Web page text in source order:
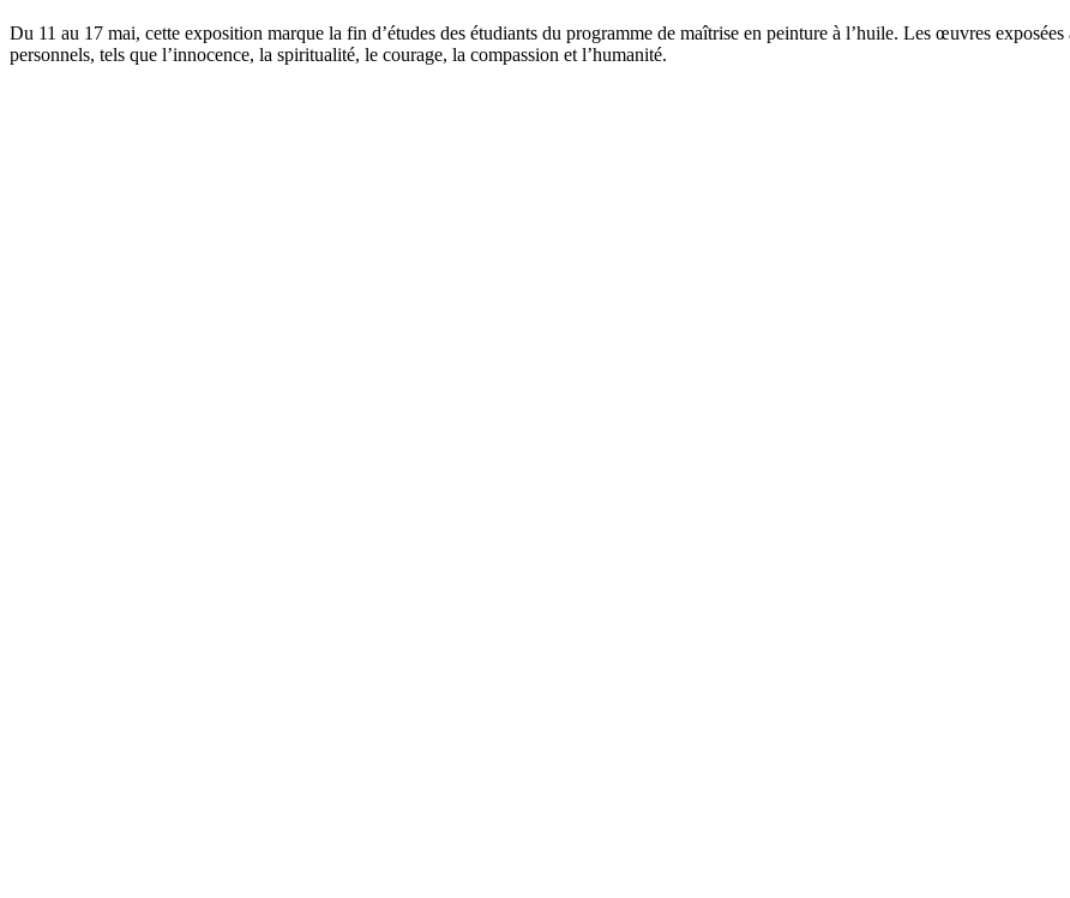
Du 11 au 17 mai, cette exposition marque la fin d’études des étudiants du programme de maîtrise en peinture à l’huile. Les œuvres
personnels, tels que l’innocence, la spiritualité, le courage, la compassion et l’humanité.